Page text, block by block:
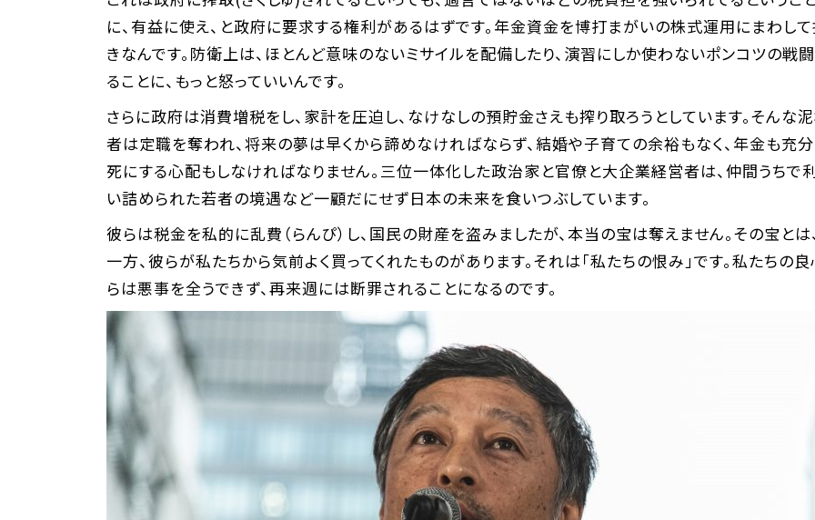
に、有益に使え、と政府に要求する権利があるはずです。年金資金を博打まがいの株式運用にまわし
きなんです。防衛上は、ほとんど意味のないミサイルを配備したり、演習にしか使わないポンコツの
ることに、もっと怒っていいんです。
さらに政府は消費増税をし、家計を圧迫し、なけなしの預貯金さえも搾り取ろうとしています。そん
者は定職を奪われ、将来の夢は早くから諦めなければならず、結婚や子育ての余裕もなく、年金も充
死にする心配もしなければなりません。三位一体化した政治家と官僚と大企業経営者は、仲間うちで
い詰められた若者の境遇など一顧だにせず日本の未来を食いつぶしています。
彼らは税金を私的に乱費（らんぴ）し、国民の財産を盗みましたが、本当の宝は奪えません。その宝とは
一方、彼らが私たちから気前よく買ってくれたものがあります。それは「私たちの恨み」です。私たちの
らは悪事を全うできず、再来週には断罪されることになるのです。